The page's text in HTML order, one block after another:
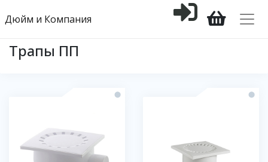
Дюйм и Компания
Трапы ПП